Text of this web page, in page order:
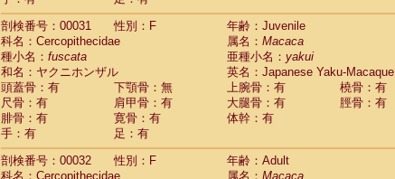
CercopithecidaeMacaca fuscatahybrid(1)
CercopithecidaeMacaca maura(4)
Cercopithecidae Macaca mulatta(101)
Cercopithecidae Macaca nemestrina(6)
Cercopithecidae Macaca nigra(1)
CercopithecidaeMacaca radiata(36)
CercopithecidaeMacaca silenus(0)
CercopithecidaeMacaca sinica (1)
CercopithecidaeMacaca sylvanus
CercopithecidaeMacaca thibetana (0)
Cercopithecidae Macaca tonkeana (0)
剖検番号：00031
性別：F
年齢：Juvenile
科名：Cercopithecidae
属名： Macaca
種小名： fuscata 亜種小名： yakui
和名：ヤクニホンザル
英名：Japanese Yaku-Macaque
頭蓋骨：有
下顎骨：無 上腕骨：有
橈骨：有
尺骨：有
肩甲骨：有 大腿骨：有
脛骨：有
腓骨：有
寛骨：有
体幹：有
手：有
足：有
剖検番号：00032
性別：F
年齢：Adult
科名：Cercopithecidae
属名： Macaca